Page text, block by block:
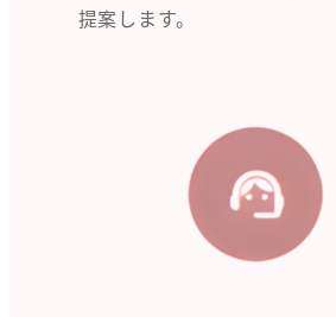
提案します。